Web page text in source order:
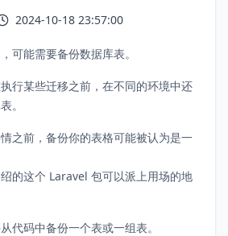
2024-10-18 23:57:00
可能需要备份数据库表。
行某些迁移之前，在不同的环境中还
。
之前，备份你的表格可能被认为是一
的这个 Laravel 包可以派上用场的地
代码中备份一个表或一组表。